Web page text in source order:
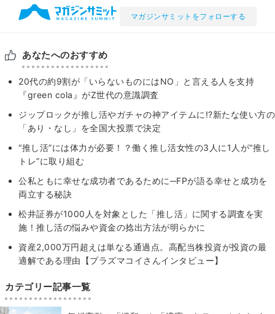
マガジンサミットをフォローする
あなたへのおすすめ
20代の約9割が「いらないものにはNO」と言える人を支持
『green cola』がZ世代の意識調査
ジップロックが推し活やガチャの神アイテムに!?新たな使い方の
「あり・なし」を全国大投票で決定
“推し活”には体力が必要！？働く推し活女性の3人に1人が“推し
トレ”に取り組む
公私ともに幸せな成功者であるために─FPが語る幸せと成功を
両立する秘訣
松井証券が1000人を対象とした「推し活」に関する調査を実
施！推し活の悩みや資金の捻出方法が明らかに
資産2,000万円超えは単なる通過点。高配当株投資が投資の最
適解である理由【プラズマコイさんインタビュー】
カテゴリー記事一覧